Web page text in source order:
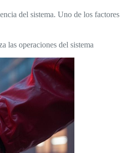
del sistema. Uno de los factores
las operaciones del sistema